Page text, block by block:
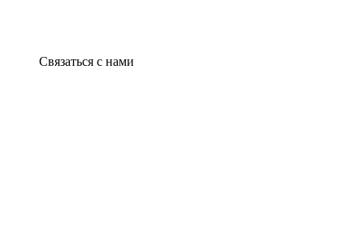
Связаться с нами